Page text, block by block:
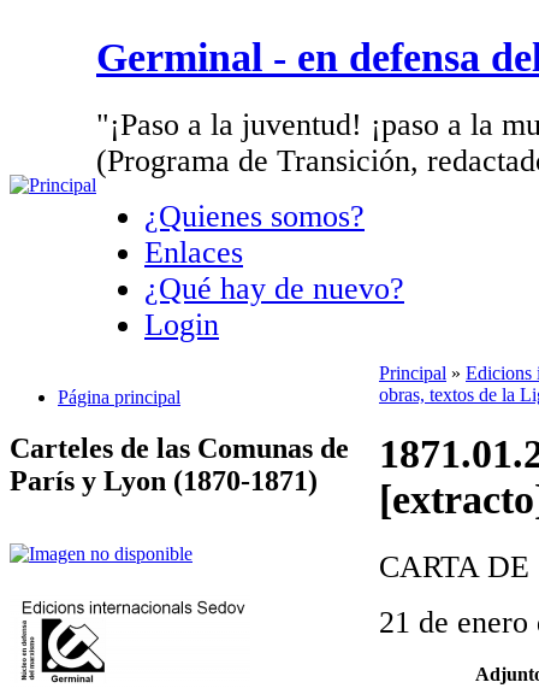
Germinal - en defensa
"¡Paso a la juventud! ¡paso a la
(Programa de Transición,
¿Quienes somos?
Enlaces
¿Qué hay de nuevo?
Login
Página principal
Carteles de las Comunas de
París y Lyon (1870-1871)
Principal » Edicions
obras, textos de la
CARTA
21 de enero